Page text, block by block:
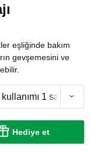
eşliğinde bakım
gevşemesini ve
1 saat)
Hediye et